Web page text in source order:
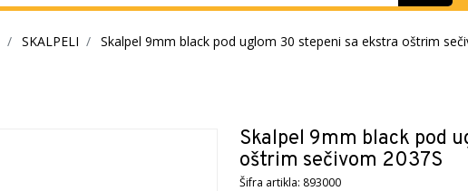
SKALPELI Skalpel 9mm black pod uglom 30 stepeni sa ekstra oštrim
Skalpel 9mm black pod
oštrim sečivom 2037S
Šifra artikla: 893000